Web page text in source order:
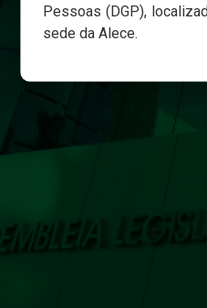
Pessoas (DGP),
sede da Alece.